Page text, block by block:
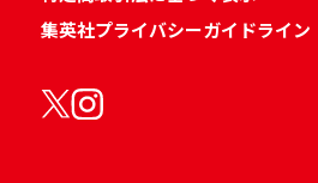
集英社プライバシーガイドライン